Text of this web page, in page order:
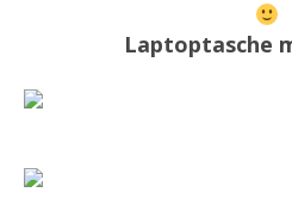
Laptoptasche